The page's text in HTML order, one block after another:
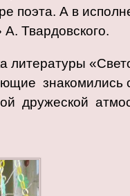
поэта. А в
Твардовского.
литературы
знакомились
дружеской